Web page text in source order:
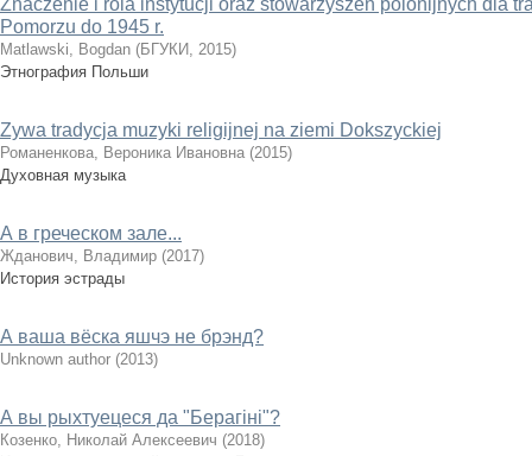
Znaczenie i rola instytucji oraz stowarzyszen polonijnych dla
Pomorzu do 1945 r.
Matlawski, Bogdan (БГУКИ, 2015)
Этнография Польши
Zywa tradycja muzyki religijnej na ziemi Dokszyckiej
Романенкова, Вероника Ивановна (2015)
Духовная музыка
А в греческом зале...
Жданович, Владимир (2017)
История эстрады
А ваша вёска яшчэ не брэнд?
Unknown author (2013)
А вы рыхтуецеся да "Берагіні"?
Козенко, Николай Алексеевич (2018)